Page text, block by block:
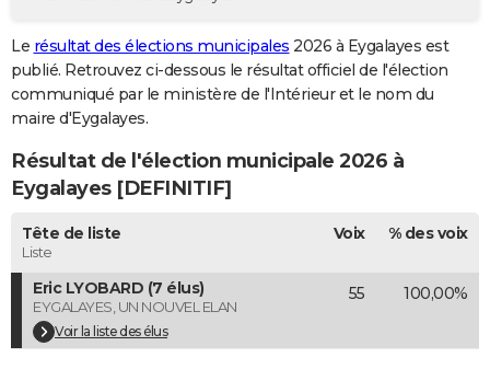
GUIDES D'ACHAT
BONS PLANS
CARTE DE VOEUX
Carte de Noël
Carte Bonne année
Carte Saint-Valentin
Carte Pâques
Carte d'anniversaire
DICTIONNAIRE
Dictionnaire
Biographies
Citations
Expressions
Proverbes
PROGRAMME TV
COPAINS D'AVANT
S'inscrire
Se connecter
Lycées
Collèges
Primaires
Universités
Entreprises
Service militaire
Avis de recherche
AVIS DE DÉCÈS
Le résultat des élections municipales 2026 à Eygalayes est
publié. Retrouvez ci-dessous le résultat officiel de l'élection
communiqué par le ministère de l'Intérieur et le nom du
maire d'Eygalayes.
Résultat de l'élection municipale 2026 à
Eygalayes [DEFINITIF]
Tête de liste
Liste
Voix % des voix
Eric LYOBARD (7 élus)
EYGALAYES, UN NOUVEL ELAN
Voir la liste des élus
55 100,00%